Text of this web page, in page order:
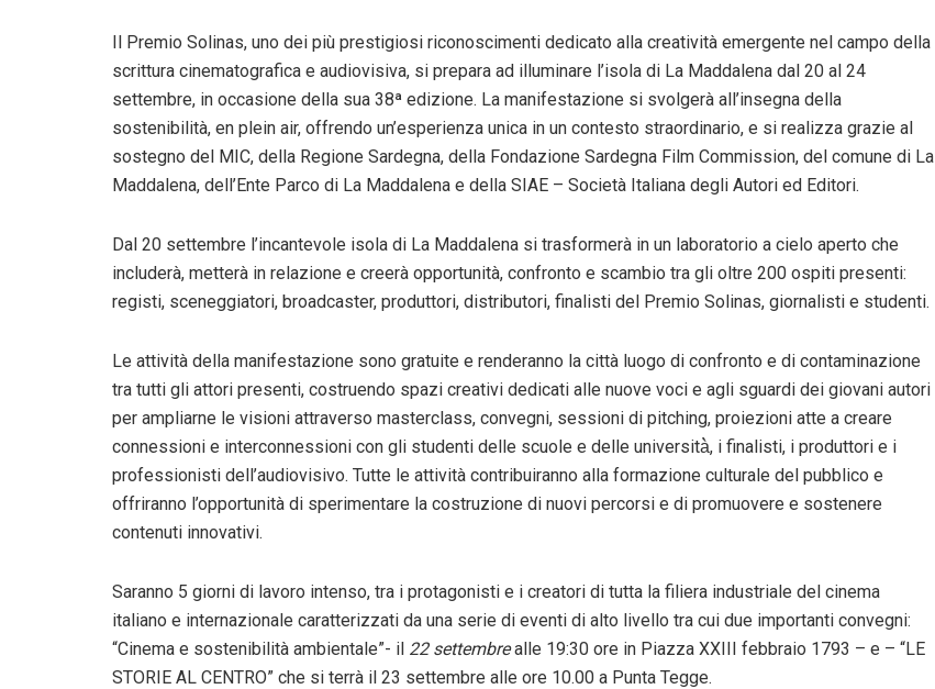
Il Premio Solinas, uno dei più prestigiosi riconoscimenti dedicato alla creatività emergente nel campo della
scrittura cinematografica e audiovisiva, si prepara ad illuminare l’isola di La Maddalena dal 20 al 24
settembre, in occasione della sua 38ª edizione. La manifestazione si svolgerà all’insegna della
sostenibilità, en plein air, offrendo un’esperienza unica in un contesto straordinario, e si realizza grazie al
sostegno del MIC, della Regione Sardegna, della Fondazione Sardegna Film Commission, del comune di La
Maddalena, dell’Ente Parco di La Maddalena e della SIAE – Società Italiana degli Autori ed Editori.
Dal 20 settembre l’incantevole isola di La Maddalena si trasformerà in un laboratorio a cielo aperto che
includerà, metterà in relazione e creerà opportunità, confronto e scambio tra gli oltre 200 ospiti presenti:
registi, sceneggiatori, broadcaster, produttori, distributori, finalisti del Premio Solinas, giornalisti e studenti.
Le attività della manifestazione sono gratuite e renderanno la città luogo di confronto e di contaminazione
tra tutti gli attori presenti, costruendo spazi creativi dedicati alle nuove voci e agli sguardi dei giovani autori
per ampliarne le visioni attraverso masterclass, convegni, sessioni di pitching, proiezioni atte a creare
connessioni e interconnessioni con gli studenti delle scuole e delle università̀, i finalisti, i produttori e i
professionisti dell’audiovisivo. Tutte le attività contribuiranno alla formazione culturale del pubblico e
offriranno l’opportunità di sperimentare la costruzione di nuovi percorsi e di promuovere e sostenere
contenuti innovativi.
Saranno 5 giorni di lavoro intenso, tra i protagonisti e i creatori di tutta la filiera industriale del cinema
italiano e internazionale caratterizzati da una serie di eventi di alto livello tra cui due importanti convegni:
“Cinema e sostenibilità ambientale”- il 22 settembrealle 19:30 ore in Piazza XXIII febbraio 1793 – e – “LE
STORIE AL CENTRO” che si terrà il 23 settembre alle ore 10.00 a Punta Tegge.